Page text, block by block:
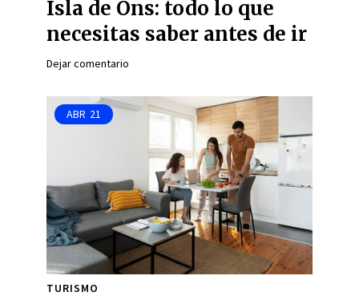
Isla de Ons: todo lo que
necesitas saber antes de ir
Dejar comentario
ABR 21
TURISMO